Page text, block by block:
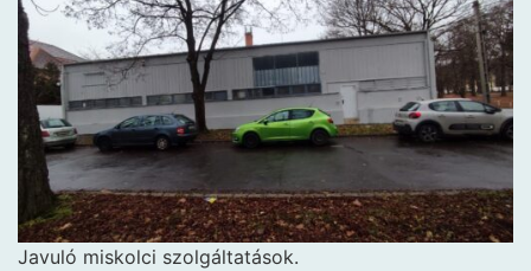
Javuló miskolci szolgáltatások.